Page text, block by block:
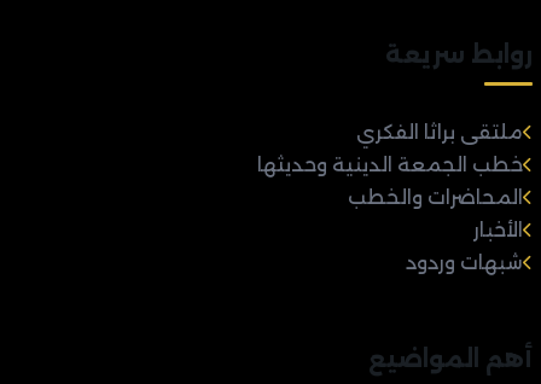
روابط سريعة
ملتقى براثا الفكري
خطب الجمعة الدينية وحديثها
المحاضرات والخطب
الأخبار
شبهات وردود
أهم المواضيع